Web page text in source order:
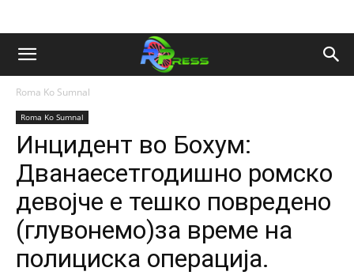
Roma Ko Sumnal
Roma Ko Sumnal
Инцидент во Бохум:
Дванаесетгодишно ромско
девојче е тешко повредено
(глувонемо)за време на
полициска операција.